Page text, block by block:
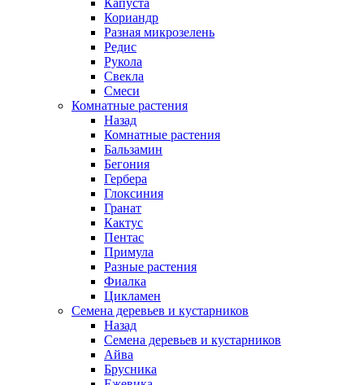
Капуста
Кориандр
Разная микрозелень
Редис
Рукола
Свекла
Смеси
Комнатные растения
Назад
Комнатные растения
Бальзамин
Бегония
Гербера
Глоксиния
Гранат
Кактус
Пентас
Примула
Разные растения
Фиалка
Цикламен
Семена деревьев и кустарников
Назад
Семена деревьев и кустарников
Айва
Брусника